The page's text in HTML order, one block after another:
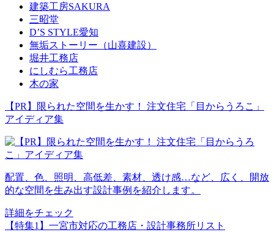
建築工房SAKURA
三昭堂
D’S STYLE愛知
無垢ストーリー（山喜建設）
堀井工務店
にしむら工務店
木の家
【PR】限られた空間を生かす！ 注文住宅「目からうろこ」
アイディア集
配置、色、照明、高低差、素材、透け感…など、広く、開放
的な空間を生み出す設計事例を紹介します。
詳細をチェック
【特集1】一宮市対応の工務店・設計事務所リスト